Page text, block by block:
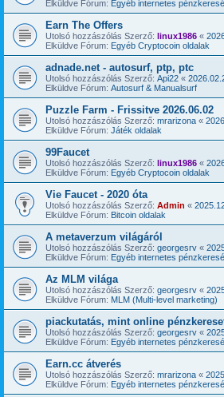
Elküldve Fórum: Egyéb internetes
Earn The Offers
Utolsó hozzászólás Szerző: linux1986 «
Elküldve Fórum: Egyéb Cryptocoin oldalak
adnade.net - autosurf, ptp, ptc
Utolsó hozzászólás Szerző: Api22 «
Elküldve Fórum: Autosurf & Manualsurf
Puzzle Farm - Frissitve 2026.06.02
Utolsó hozzászólás Szerző: mrarizona «
Elküldve Fórum: Játék oldalak
99Faucet
Utolsó hozzászólás Szerző: linux1986 «
Elküldve Fórum: Egyéb Cryptocoin oldalak
Vie Faucet - 2020 óta
Utolsó hozzászólás Szerző: Admin «
Elküldve Fórum: Bitcoin oldalak
A metaverzum világáról
Utolsó hozzászólás Szerző: georgesrv «
Elküldve Fórum: Egyéb internetes
Az MLM világa
Utolsó hozzászólás Szerző: georgesrv «
Elküldve Fórum: MLM (Multi-level marketing)
piackutatás, mint online
Utolsó hozzászólás Szerző: georgesrv «
Elküldve Fórum: Egyéb internetes
Earn.cc átverés
Utolsó hozzászólás Szerző: mrarizona «
Elküldve Fórum: Egyéb internetes